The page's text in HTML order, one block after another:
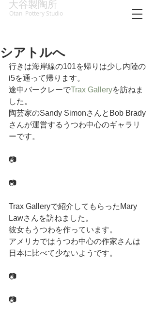
大谷製陶所
Otani Pottery Studio
シアトルへ
行きは海岸線の101を帰りは少し内陸の
i5を通って帰ります。
途中バークレーでTrax Galleryを訪ねま
した。
陶芸家のSandy SimonさんとBob Brady
さんが運営するうつわ中心のギャラリ
ーです。
📷
📷
Trax Galleryで紹介してもらったMary
Lawさんを訪ねました。
彼女もうつわを作っています。
アメリカではうつわ中心の作家さんは
日本に比べて少ないようです。
📷
📷